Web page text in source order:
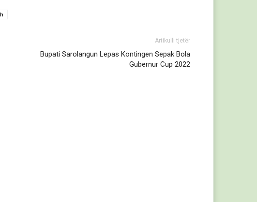
Artikulli tjetër
Bupati Sarolangun Lepas Kontingen Sepak Bola
Gubernur Cup 2022